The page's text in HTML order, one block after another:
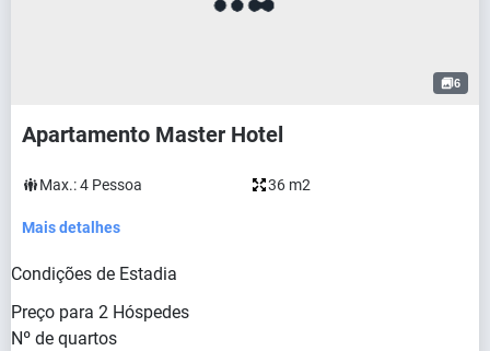
6
Apartamento Master Hotel
Max.:4 Pessoa 36 m2
Mais detalhes
Condições de Estadia
Preço para 2 Hóspedes
Nº de quartos